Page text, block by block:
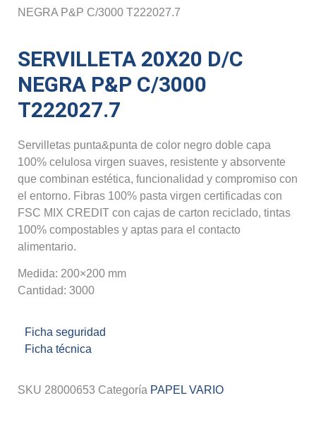
NEGRA P&P C/3000 T222027.7
SERVILLETA 20X20 D/C
NEGRA P&P C/3000
T222027.7
Servilletas punta&punta de color negro doble capa
100% celulosa virgen suaves, resistente y absorvente
que combinan estética, funcionalidad y compromiso con
el entorno. Fibras 100% pasta virgen certificadas con
FSC MIX CREDIT con cajas de carton reciclado, tintas
100% compostables y aptas para el contacto
alimentario.
Medida: 200×200 mm
Cantidad: 3000
Ficha seguridad
Ficha técnica
SKU 28000653 Categoría PAPEL VARIO